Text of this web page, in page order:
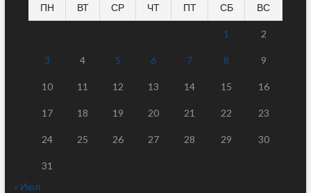
ПН ВТ СР ЧТ ПТ СБ ВС
1 2
3 4 5 6 7 8 9
10 11 12 13 14 15 16
17 18 19 20 21 22 23
24 25 26 27 28 29 30
31
« Июл